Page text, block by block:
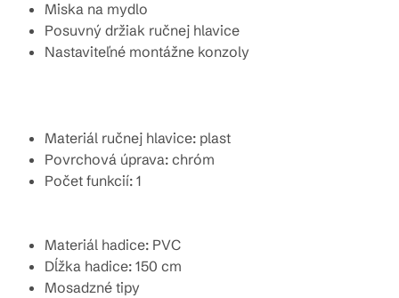
Miska na mydlo
Posuvný držiak ručnej hlavice
Nastaviteľné montážne konzoly
Materiál ručnej hlavice: plast
Povrchová úprava: chróm
Počet funkcií: 1
Materiál hadice: PVC
Dĺžka hadice: 150 cm
Mosadzné tipy